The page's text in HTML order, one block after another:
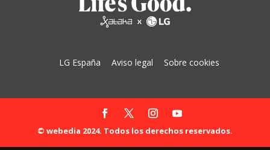
LG España Aviso legal Sobre cookies
© webedia 2024. Todos los derechos reservados.